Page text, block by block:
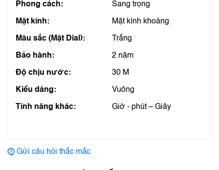
Phong cách: Sang trọng
Mặt kính: Mặt kính khoáng
Màu sắc (Mặt Dial): Trắng
Bảo hành: 2 năm
Độ chịu nước: 30 M
Kiểu dáng: Vuông
Tính năng khác: Giờ - phút – Giây
Gửi câu hỏi thắc mắc